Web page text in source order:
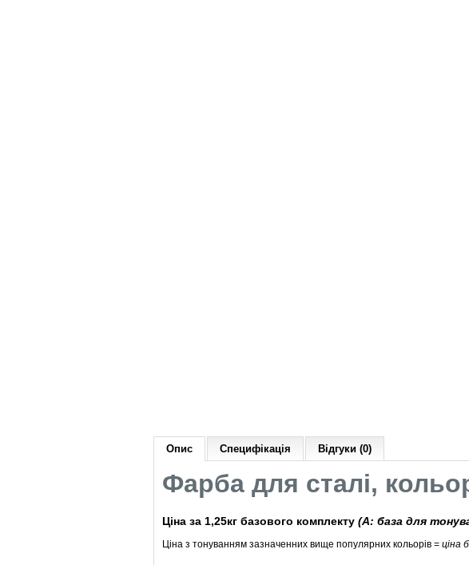
Опис Специфікація Відгуки (0)
Фарба для сталі,
Ціна за 1,25кг базового комплекту (А: база для
Ціна з тонуванням зазначенних вище популярних кольорів = ціна